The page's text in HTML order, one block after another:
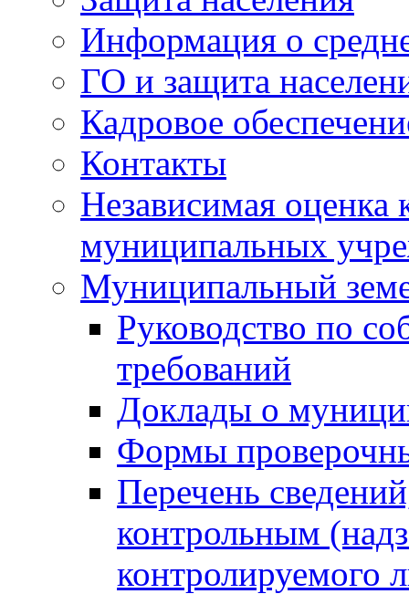
Информация о
ГО и защита
Кадровое
Контакты
Независимая оценка
муниципальных
Муниципальный
Руководство по
требований
Доклады о
Формы
Перечень
контрольным
контролируемого